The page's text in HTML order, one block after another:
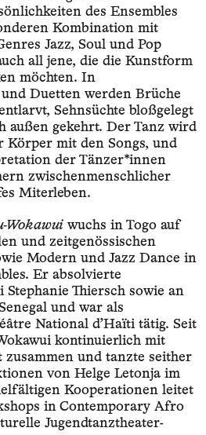
des Ensembles
Kombination mit
Jazz, Soul und Pop
all jene, die die Kunstform
möchten. In
Duetten werden Brüche
Sehnsüchte bloßgelegt
außen gekehrt. Der Tanz wird
Körper mit den Songs, und
der Tänzer*innen
zwischenmenschlicher
Miterleben.
Wokawui wuchs in Togo auf
und zeitgenössischen
Modern und Jazz Dance in
Er absolvierte
Thiersch sowie an
und war als
National d’Haïti tätig. Seit
kontinuierlich mit
zusammen und tanzte seither
von Helge Letonja im
Kooperationen leitet
in Contemporary Afro
Jugendtanztheater-